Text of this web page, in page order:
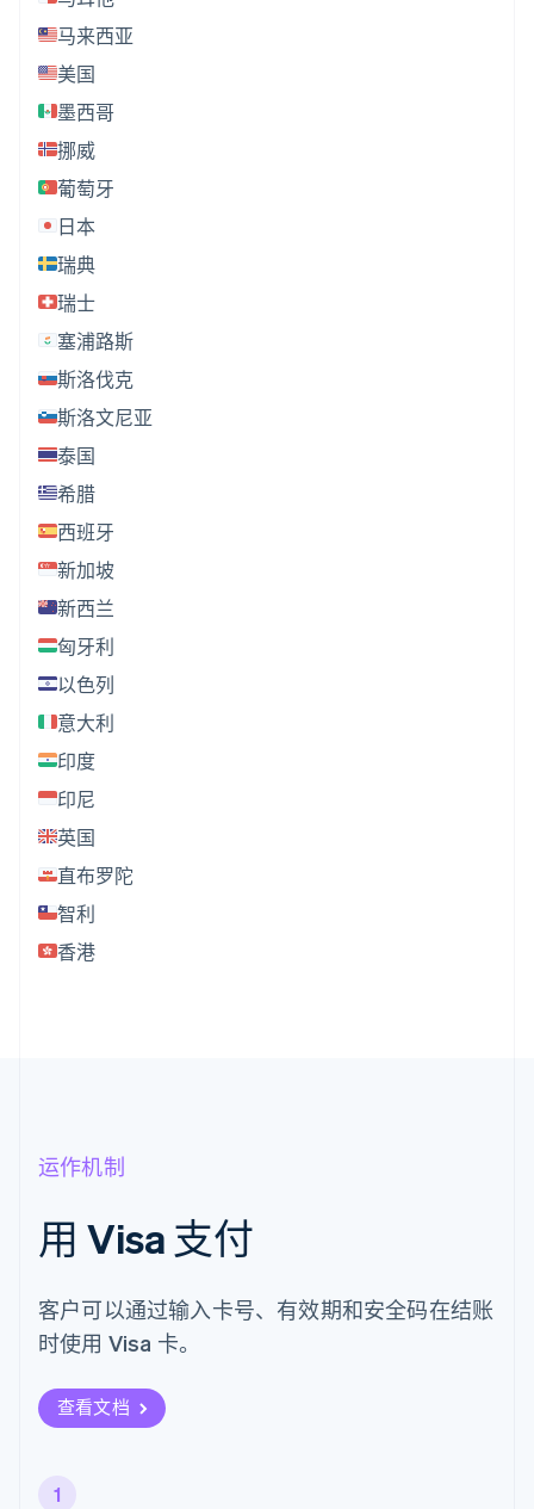
马来西亚
美国
墨西哥
挪威
葡萄牙
日本
瑞典
瑞士
塞浦路斯
斯洛伐克
斯洛文尼亚
泰国
希腊
西班牙
新加坡
新西兰
匈牙利
以色列
意大利
印度
印尼
英国
直布罗陀
智利
香港
运作机制
用 Visa 支付
客户可以通过输入卡号、有效期和安全码在结账
时使用 Visa 卡。
查看文档
1